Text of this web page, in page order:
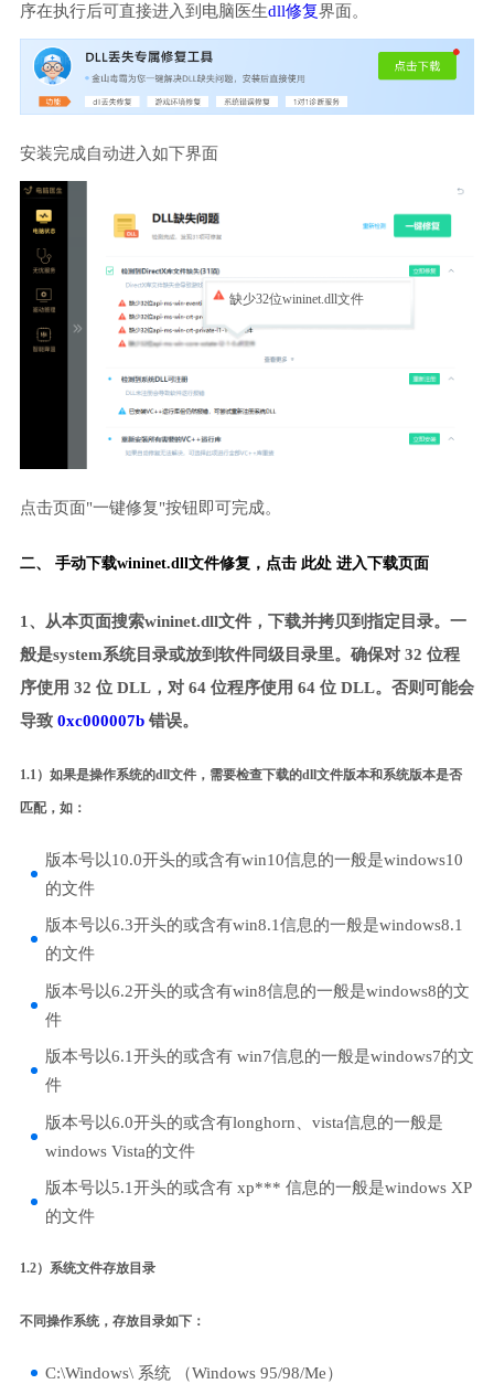
序在执行后可直接进入到电脑医生dll修复界面。
安装完成自动进入如下界面
缺少32位wininet.dll文件
点击页面"一键修复"按钮即可完成。
二、 手动下载wininet.dll文件修复， 点击 此处 进入下载页面
1、从本页面搜索wininet.dll文件，下载并拷贝到指定目录。一
般是system系统目录或放到软件同级目录里。确保对 32 位程
序使用 32 位 DLL，对 64 位程序使用 64 位 DLL。否则可能会
导致 0xc000007b错误。
1.1）如果是操作系统的dll文件，需要检查下载的dll文件版本和系统版本是否
匹配，如：
版本号以10.0开头的或含有win10信息的一般是windows10
的文件
版本号以6.3开头的或含有win8.1信息的一般是windows8.1
的文件
版本号以6.2开头的或含有win8信息的一般是windows8的文
件
版本号以6.1开头的或含有 win7信息的一般是windows7的文
件
版本号以6.0开头的或含有longhorn、vista信息的一般是
windows Vista的文件
版本号以5.1开头的或含有 xp*** 信息的一般是windows XP
的文件
1.2）系统文件存放目录
不同操作系统，存放目录如下：
C:\Windows\ 系统 （Windows 95/98/Me）